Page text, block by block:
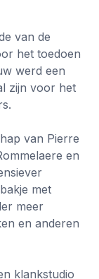
van de
het toedoen
werd een
zijn voor het
van Pierre
en
met
meer
en anderen
klankstudio